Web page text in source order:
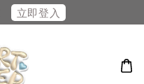
立即登入